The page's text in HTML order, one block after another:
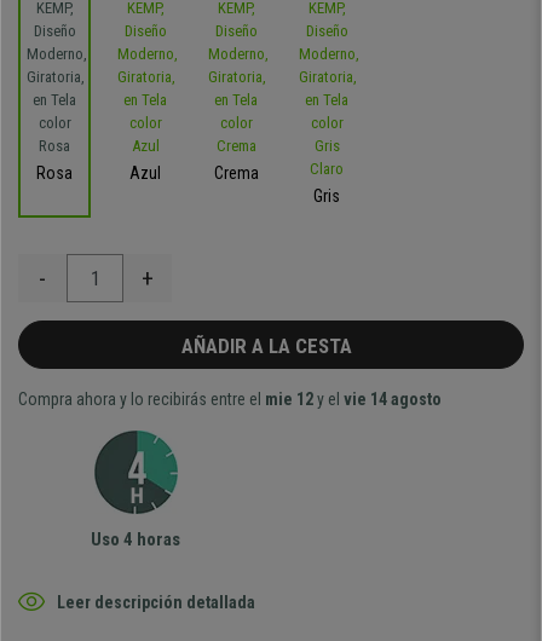
Rosa Azul
Crema
Gris
- +
AÑADIR A LA CESTA
Compra ahora y lo recibirás entre el mie 12y el vie 14 agosto
Uso 4 horas
Leer descripción detallada